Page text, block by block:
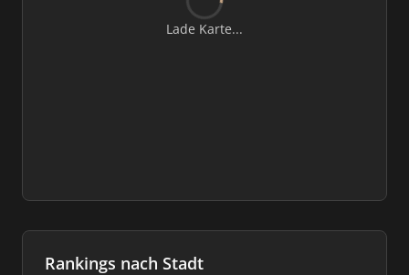
Lade Karte...
Rankings nach Stadt